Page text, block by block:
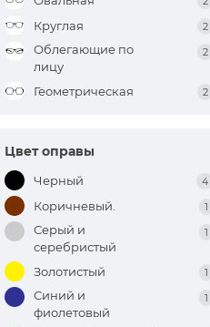
Круглая 2
Облегающие по
лицу
2
Геометрическая 2
Цвет оправы
Черный 4
Коричневый. 1
Серый и
серебристый
1
Золотистый 1
Синий и
фиолетовый
1